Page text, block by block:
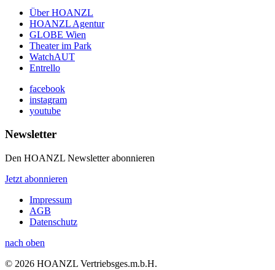
Über HOANZL
HOANZL Agentur
GLOBE Wien
Theater im Park
WatchAUT
Entrello
facebook
instagram
youtube
Newsletter
Den HOANZL Newsletter abonnieren
Jetzt abonnieren
Impressum
AGB
Datenschutz
nach oben
© 2026 HOANZL Vertriebsges.m.b.H.